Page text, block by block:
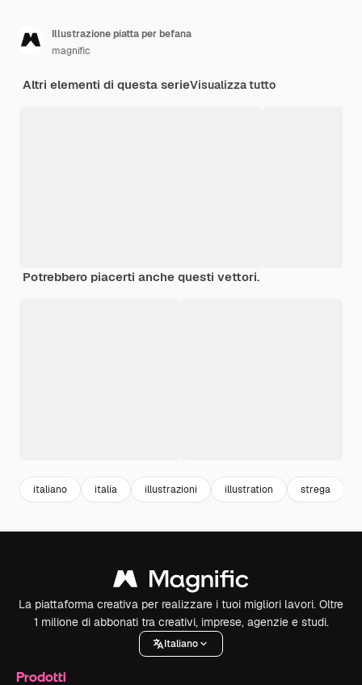
Illustrazione piatta per befana
magnific
Altri elementi di questa serieVisualizza tutto
Potrebbero piacerti anche questi vettori.
italiano italia illustrazioni illustration strega
La piattaforma creativa per realizzare i tuoi migliori lavori. Oltre
1 milione di abbonati tra creativi, imprese, agenzie e studi.
Italiano
Prodotti